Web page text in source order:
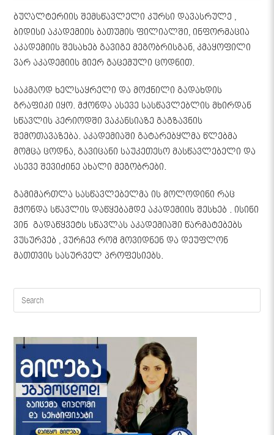
ბუღალტერიის შემსწავლელი კურსი დავასრულე ,
ბიდისი აკადემიის ბათუმის ფილიალში, ინფორმაცია
აკადემიის შესახებ გავიგე მეგობრისგან, კმაყოფილი
ვარ აკადემიის მიერ გაცემული ცოდნით.
საკმაოდ ხელსაყრელი და მოქნილი გადახდის
გრაფიკი იყო. მქონდა ასევე სასწავლებლის მხირდან
სწავლის პერიოდში ვაკანსიაზე გაგზავნის
შემოთავაზება. აკადემიაში გატარებყლმა წლებმა
მომცა ცოდნა, გავიცანი საუკეთესო მასწავლებელი და
ასევე შევიძინე ახალი მეგობრები.
გამიმართლა სასწავლებელმა ის მოლოდინი რაც
მქონდა სწავლის დაწყებამდე აკადემიისშესხებ . ისინი
ვინ გადაწყვეტს სწავლას აკადემიაში წარმატებებს
ვუსურვებ , ვურჩევ რომ მოვიდნენ და დეუფლონ
მათთვის სასურველ პროფესიებს.